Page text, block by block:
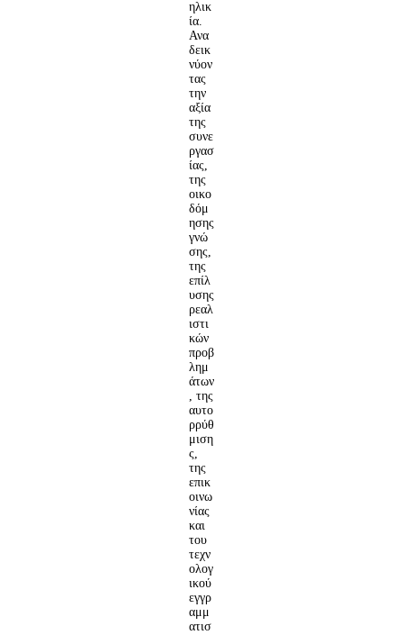
ηλικ
ία.
Ανα
δεικ
νύον
τας
την
αξία
της
συνε
ργασ
ίας,
της
οικο
δόμ
ησης
γνώ
σης,
της
επίλ
υσης
ρεαλ
ιστι
κών
προβ
λημ
άτων
, της
αυτο
ρρύθ
μιση
ς,
της
επικ
οινω
νίας
και
του
τεχν
ολογ
ικού
εγγρ
αμμ
ατισ